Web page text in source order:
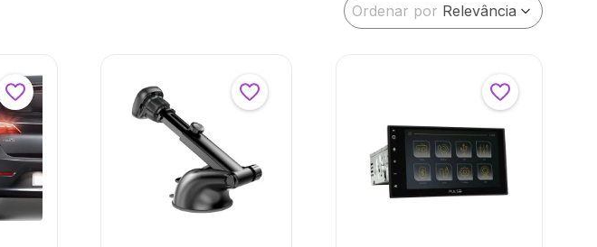
Ordenar por Relevância